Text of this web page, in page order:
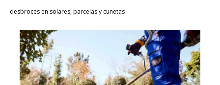
desbroces en solares, parcelas y cunetas